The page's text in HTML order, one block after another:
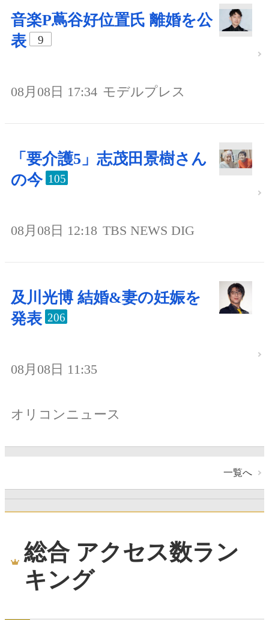
音楽P蔦谷好位置氏 離婚を公
表
9
08月08日 17:34 モデルプレス
「要介護5」志茂田景樹さん
の今 105
08月08日 12:18 TBS NEWS DIG
及川光博 結婚&妻の妊娠を
発表 206
08月08日 11:35
オリコンニュース
一覧へ
総合 アクセス数ラン
キング